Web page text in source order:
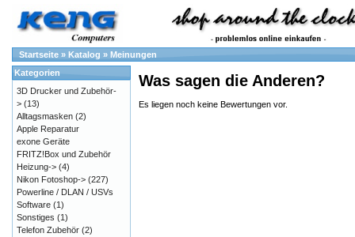
Startseite » Katalog » Meinungen
Was sagen die Anderen?
Es liegen noch keine Bewertungen vor.
Kategorien
3D Drucker und Zubehör-
> (13)
Alltagsmasken (2)
Apple Reparatur
exone Geräte
FRITZ!Box und Zubehör
Heizung-> (4)
Nikon Fotoshop-> (227)
Powerline / DLAN / USVs
Software (1)
Sonstiges (1)
Telefon Zubehör (2)